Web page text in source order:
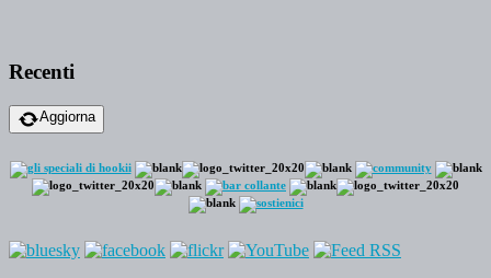
Recenti
Aggiorna